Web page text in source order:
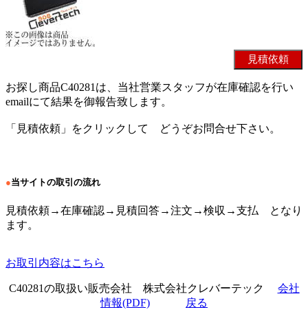
お探し商品C40281は、当社営業スタッフが在庫確認を行い
emailにて結果を御報告致します。
「見積依頼」をクリックして どうぞお問合せ下さい。
●当サイトの取引の流れ
見積依頼→在庫確認→見積回答→注文→検収→支払 となり
ます。
お取引内容はこちら
C40281の取扱い販売会社 株式会社クレバーテック 会社
情報(PDF)
戻る